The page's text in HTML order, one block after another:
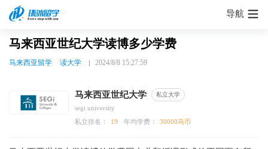
导航
马来西亚世纪大学读博多少学费
马来西亚留学 读大学 2024/8/8 15:27:59
马来西亚世纪大学 私立大学
segi university
私立排名：
19 年均学费： 30000马币